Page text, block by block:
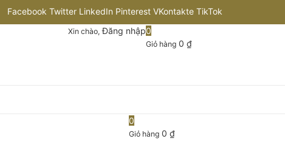
Facebook Twitter LinkedIn Pinterest VKontakte TikTok
Flickr Youtube Github
Xin chào, Đăng nhập0
Giỏ hàng 0 ₫
0
Giỏ hàng 0 ₫